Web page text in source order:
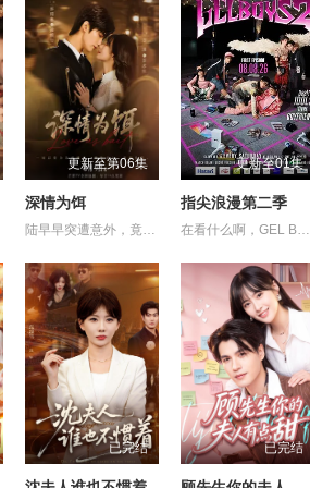
更新至第06集
深情为饵
陆早早突遭意外，竟穿越成民国少夫人苏沐晚，醒来，却是丈夫枪口相对、父母冤案、连环下毒……她于绝境中步步破局，与“醋精”少爷凌慎行从生死对立到情根深重，可就在浓情蜜意时，她骤然梦醒归现代，转角竟撞见那个熟悉的“他”！
更新至01集
指尖浪漫第二季
在看什么啊，GEL BOY，是在想念彼此吗？ 当两对情侣—— ‘CHIAN（Pipe Monthapoom）’ - ‘FOU4MOD（New Chayapak）’ 以及 ‘BAABIN（PJ Mahidol）’ - ‘BUA（Leon Zeck）’ 公开宣布关系、正式出柜、确认恋爱之后 他们变成了自己偶像的“头号粉丝”，甚至可以说是“追星式恋人”（fanboy/fangirl自己的对象） 但如果只是“追男/女朋友”还算好，问题是他们居然也在追别的艺人—— 那谁才会在他们心里回归时成为“第一本命（main）”呢？ 同时介绍‘GELZ（Pheem Weerawit）’ - ‘BABY（Mai Nattapat）’ 这对搭档将制造“粉黑大战级别”的混乱，时间线彻底爆炸 真CP、假CP（船/同人CP）全部搅在一起 准备迎接 iQIYI 原创系列爱情剧《GELBOYS 2：陷入“追星式恋人”状态》 在暹罗广场的氛围中，带着熟悉的 Z 世代青春流行文化气息
已完结 已完结